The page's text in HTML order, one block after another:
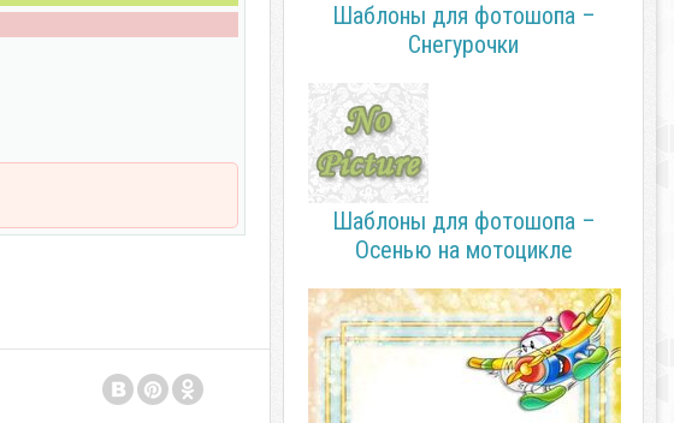
Шаблоны для фотошопа –
Снегурочки
Шаблоны для фотошопа –
Осенью на мотоцикле